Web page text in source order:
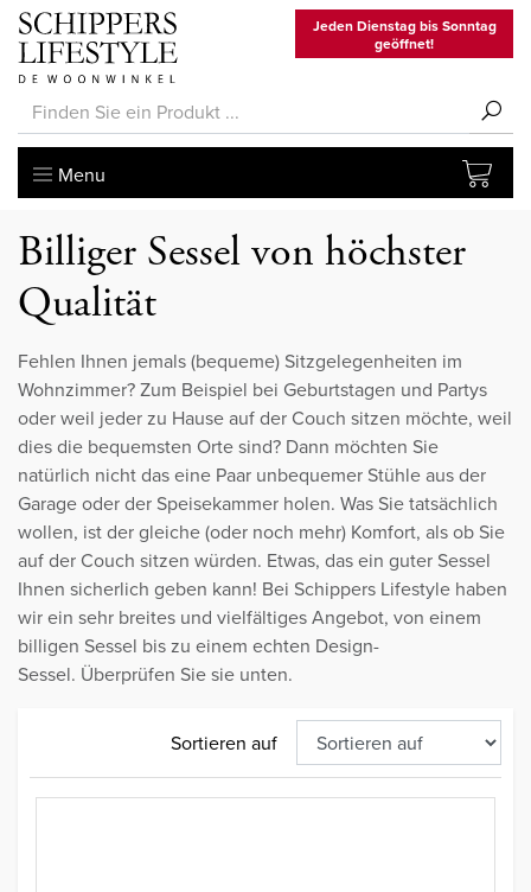
Jeden Dienstag bis Sonntag
geöffnet!
Menu
Billiger Sessel von höchster
Qualität
Fehlen Ihnen jemals (bequeme) Sitzgelegenheiten im
Wohnzimmer? Zum Beispiel bei Geburtstagen und Partys
oder weil jeder zu Hause auf der Couch sitzen möchte, weil
dies die bequemsten Orte sind? Dann möchten Sie
natürlich nicht das eine Paar unbequemer Stühle aus der
Garage oder der Speisekammer holen. Was Sie tatsächlich
wollen, ist der gleiche (oder noch mehr) Komfort, als ob Sie
auf der Couch sitzen würden. Etwas, das ein guter Sessel
Ihnen sicherlich geben kann! Bei Schippers Lifestyle haben
wir ein sehr breites und vielfältiges Angebot, von einem
billigen Sessel bis zu einem echten Design-
Sessel. Überprüfen Sie sie unten.
Sortieren auf